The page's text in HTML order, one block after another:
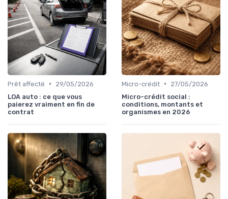
Prêt affecté •
29/05/2026
LOA auto : ce que vous
paierez vraiment en fin de
contrat
Micro-crédit •
27/05/2026
Micro-crédit social :
conditions, montants et
organismes en 2026